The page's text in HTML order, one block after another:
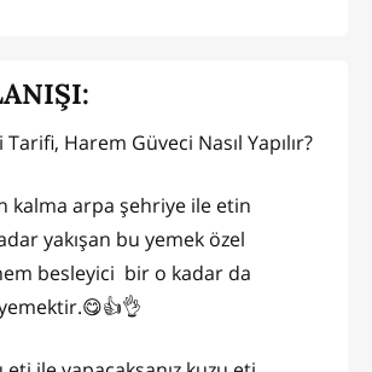
Harem Güveci Nasıl Yapılır?
kalma arpa şehriye ile etin
yakışan bu yemek özel
besleyici bir o kadar da